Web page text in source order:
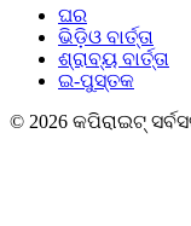
ଘର
ଭିଡ଼ିଓ ବାର୍ତ୍ତା
ଶ୍ରାବ୍ୟ ବାର୍ତ୍ତା
ଇ-ପୁସ୍ତକ
© 2026 କପିରାଇଟ୍